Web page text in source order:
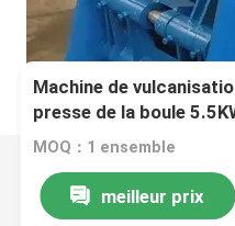
Machine de
presse de la boule
de fabrication
MOQ：1 ensemble
meilleur prix